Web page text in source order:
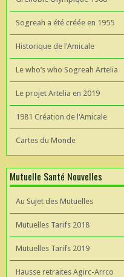
Sogreah a été créée en 1955
Historique de l'Amicale
Le who’s who Sogreah Artelia
Le projet Artelia en 2019
1981 Création de l'Amicale
Cartes du Monde
Mutuelle Santé Nouvelles
Au Sujet des Mutuelles
Mutuelles Tarifs 2018
Mutuelles Tarifs 2019
Hausse retraites Agirc-Arrco